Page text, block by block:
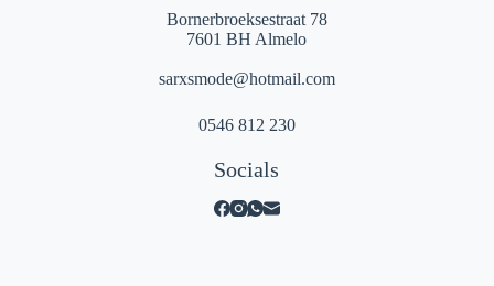
Bornerbroeksestraat 78
7601 BH Almelo
sarxsmode@hotmail.com
0546 812 230
Socials